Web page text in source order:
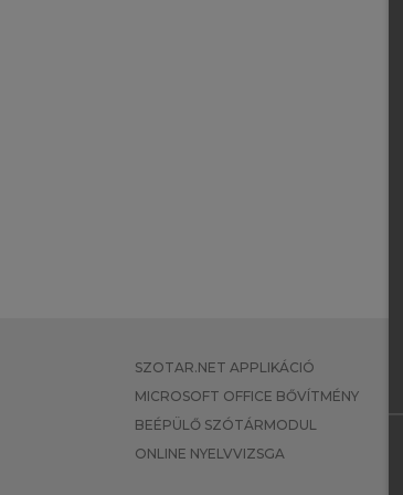
SZOTAR.NET APPLIKÁCIÓ
MICROSOFT OFFICE BŐVÍTMÉNY
BEÉPÜLŐ SZÓTÁRMODUL
ONLINE NYELVVIZSGA